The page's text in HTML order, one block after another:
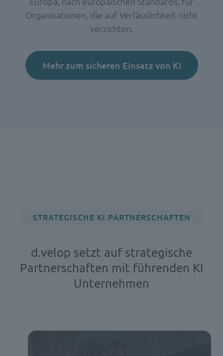
Organisationen, die auf Verlässlichkeit nicht
verzichten.
Mehr zum sicheren Einsatz von KI
STRATEGISCHE KI PARTNERSCHAFTEN
d.velop setzt auf strategische
Partnerschaften mit führenden KI
Unternehmen